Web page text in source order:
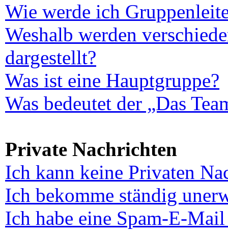
Wie werde ich
Weshalb werden
dargestellt?
Was ist eine Hauptgruppe?
Was bedeutet der „Das
Private Nachrichten
Ich kann keine Privaten
Ich bekomme ständig
Ich habe eine Spam-E-